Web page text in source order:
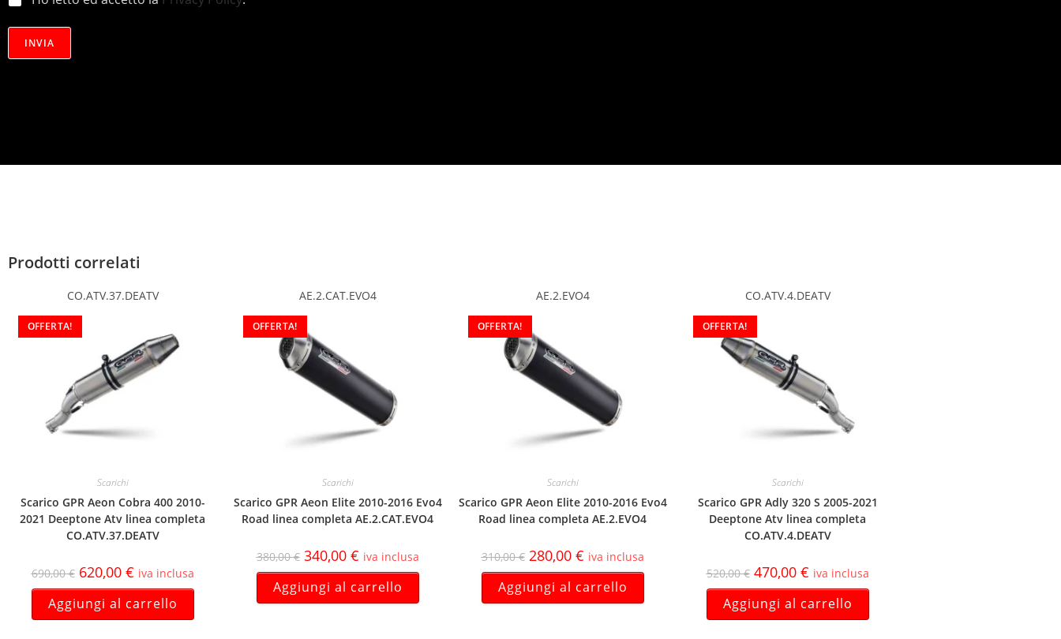
i
a
INVIA
Prodotti correlati
CO.ATV.37.DEATV
OFFERTA!
Scarichi
Scarico GPR Aeon Cobra 400 2010-
2021 Deeptone Atv linea completa
CO.ATV.37.DEATV
690,00€ 620,00 € iva inclusa
Aggiungi al carrello
AE.2.CAT.EVO4
OFFERTA!
Scarichi
Scarico GPR Aeon Elite 2010-2016 Evo4
Road linea completa AE.2.CAT.EVO4
380,00€ 340,00 € iva inclusa
Aggiungi al carrello
AE.2.EVO4
OFFERTA!
Scarichi
Scarico GPR Aeon Elite 2010-2016 Evo4
Road linea completa AE.2.EVO4
310,00€ 280,00 € iva inclusa
Aggiungi al carrello
CO.ATV.4.DEATV
OFFERTA!
Scarichi
Scarico GPR Adly 320 S 2005-2021
Deeptone Atv linea completa
CO.ATV.4.DEATV
520,00€ 470,00 € iva inclusa
Aggiungi al carrello